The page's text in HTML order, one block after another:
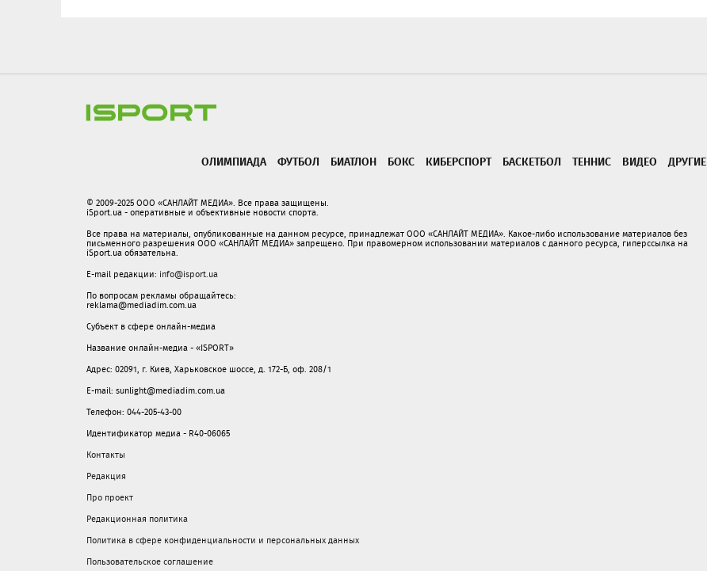
ОЛИМПИАДА ФУТБОЛ БИАТЛОН БОКС КИБЕРСПОРТ БАСКЕТБОЛ ТЕННИС ВИДЕО ДРУГИЕ
© 2009-2025 ООО «САНЛАЙТ МЕДИА». Все права защищены.
iSport.ua - оперативные и объективные новости спорта.
Все права на материалы, опубликованные на данном ресурсе, принадлежат ООО «САНЛАЙТ МЕДИА». Какое-либо использование материалов без
письменного разрешения ООО «САНЛАЙТ МЕДИА» запрещено. При правомерном использовании материалов с данного ресурса, гиперссылка на
iSport.ua обязательна.
E-mail редакции: info@isport.ua
По вопросам рекламы обращайтесь:
reklama@mediadim.com.ua
Субъект в сфере онлайн-медиа
Название онлайн-медиа - «ISPORT»
Адрес: 02091, г. Киев, Харьковское шоссе, д. 172-Б, оф. 208/1
E-mail: sunlight@mediadim.com.ua
Телефон: 044-205-43-00
Идентификатор медиа - R40-06065
Контакты
Редакция
Про проект
Редакционная политика
Политика в сфере конфиденциальности и персональных данных
Пользовательское соглашение